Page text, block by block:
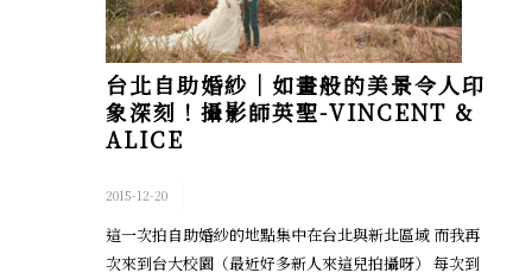
台北自助婚紗│如畫般的美景令人印
象深刻！攝影師英聖-VINCENT &
ALICE
2015-12-20
這一次拍自助婚紗的地點集中在台北與新北區域 而我再
次來到台大校園（最近好多新人來這兒拍攝呀） 每次到